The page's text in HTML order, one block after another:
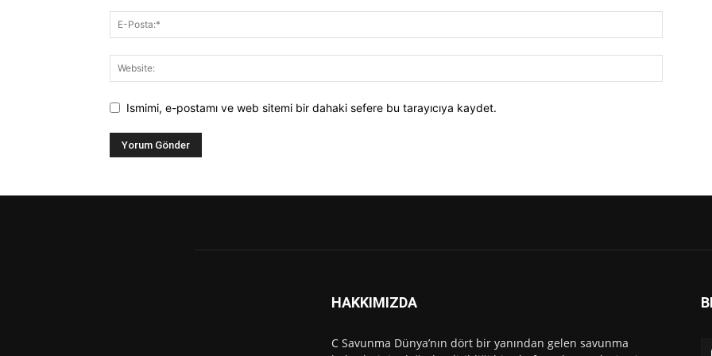
Ismimi, e-postamı ve web sitemi bir dahaki sefere bu tarayıcıya kaydet.
HAKKIMIZDA
C Savunma Dünya’nın dört bir yanından gelen savunma